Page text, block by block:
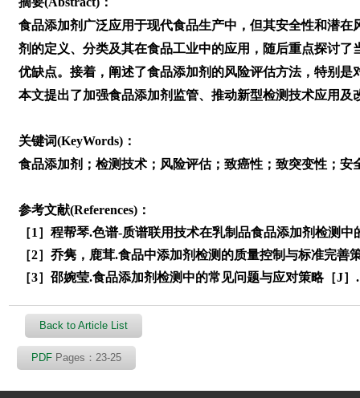
食品添加剂广泛应用于现代食品生产中，但其安全性和潜
剂的定义、分类及其在食品工业中的应用，随后重点探讨
优缺点。接着，阐述了食品添加剂的风险评估方法，特别
本文提出了加强食品添加剂监管、推动新型检测技术应用及
关键词(KeyWords)：
食品添加剂；检测技术；风险评估；致癌性；致突变性；安
参考文献(References)：
［1］程帮琴.色谱-质谱联用技术在乳制品食品添加剂检测
［2］乔隽，鹿茸.食品中添加剂检测的质量控制与标准完善
［3］邵婉莹.食品添加剂检测中的常见问题与应对策略［J
Back to Article List
PDF Pages：23-25